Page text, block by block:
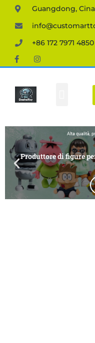
Guangdong, Cina
+86 172 7971 4850
Alta qualità,
Produttore di figure